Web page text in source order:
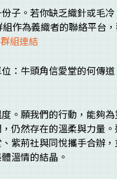
子。若你缺乏織針或毛
作為義織者的聯絡平台
組連結
：牛頭角信愛堂的何傳
。願我們的行動，能夠
仍然存在的溫柔與力量
紫荊社與同悅攜手合辦
溫情的結晶。